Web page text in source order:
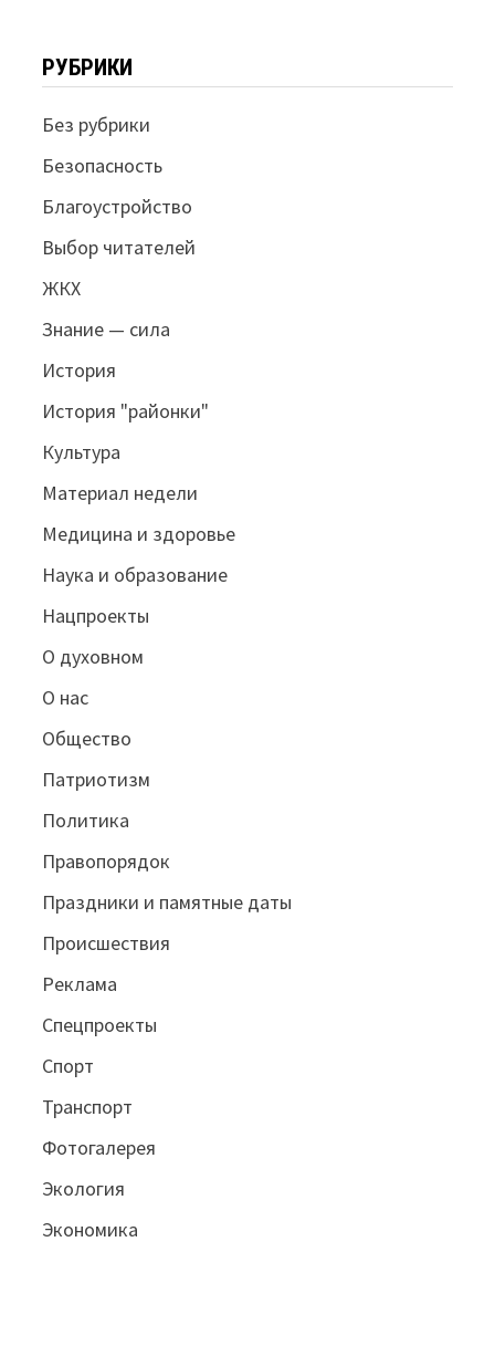
РУБРИКИ
Без рубрики
Безопасность
Благоустройство
Выбор читателей
ЖКХ
Знание — сила
История
История "районки"
Культура
Материал недели
Медицина и здоровье
Наука и образование
Нацпроекты
О духовном
О нас
Общество
Патриотизм
Политика
Правопорядок
Праздники и памятные даты
Происшествия
Реклама
Спецпроекты
Спорт
Транспорт
Фотогалерея
Экология
Экономика